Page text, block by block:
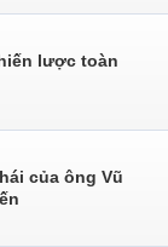
lược toàn
của ông Vũ